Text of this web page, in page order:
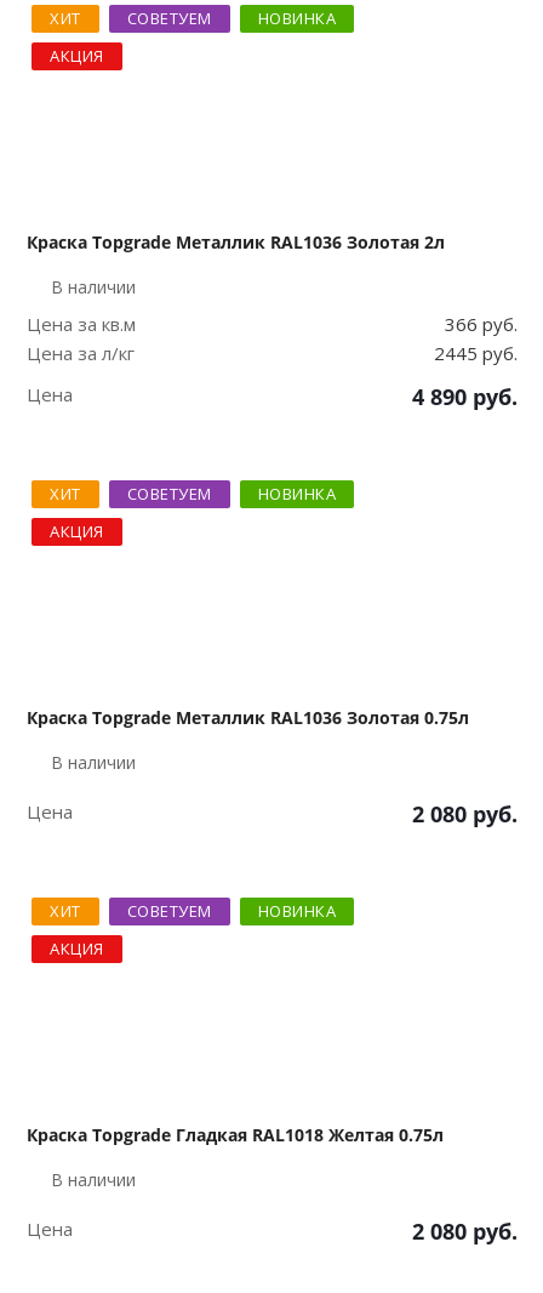
ХИТ СОВЕТУЕМ
НОВИНКА
АКЦИЯ
Краска Topgrade Металлик RAL1036 Золотая 2л
В наличии
Цена за кв.м
366 руб.
Цена за л/кг
2445 руб.
Цена
4 890 руб.
ХИТ СОВЕТУЕМ
НОВИНКА
АКЦИЯ
Краска Topgrade Металлик RAL1036 Золотая 0.75л
В наличии
Цена 2 080 руб.
ХИТ СОВЕТУЕМ
НОВИНКА
АКЦИЯ
Краска Topgrade Гладкая RAL1018 Желтая 0.75л
В наличии
Цена 2 080 руб.